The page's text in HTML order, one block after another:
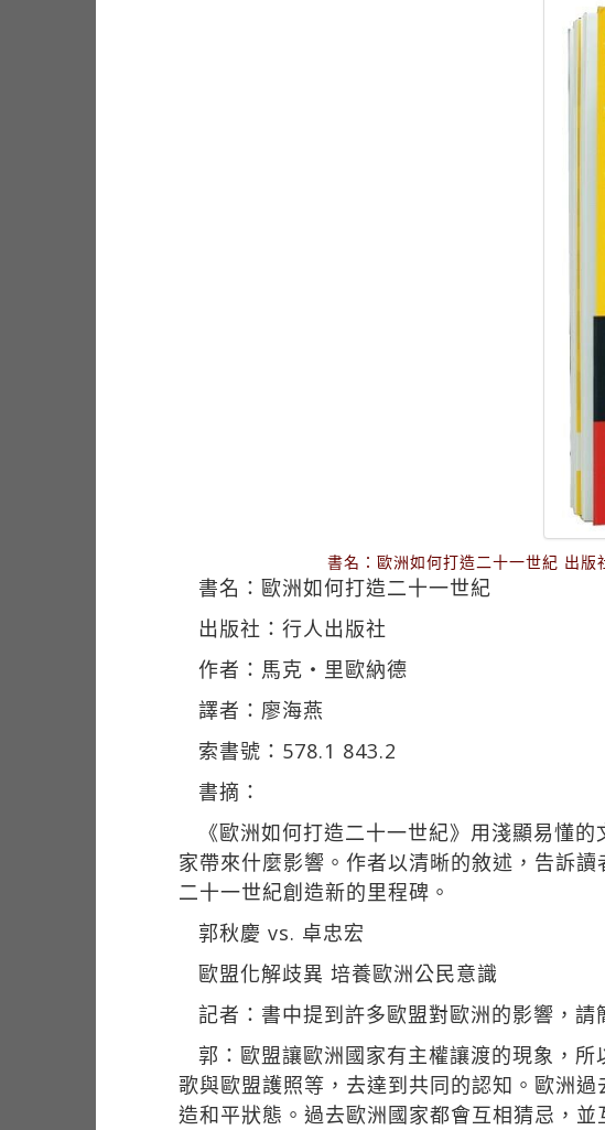
書名：歐洲如何打造二十一世紀 出
書名：歐洲如何打造二十一世紀
出版社：行人出版社
作者：馬克‧里歐納德
譯者：廖海燕
索書號：578.1 843.2
書摘：
《歐洲如何打造二十一世紀》用淺顯易懂
家帶來什麼影響。作者以清晰的敘述，告訴
二十一世紀創造新的里程碑。
郭秋慶 vs. 卓忠宏
歐盟化解歧異 培養歐洲公民意識
記者：書中提到許多歐盟對歐洲的影響，
郭：歐盟讓歐洲國家有主權讓渡的現象，
歌與歐盟護照等，去達到共同的認知。歐洲
造和平狀態。過去歐洲國家都會互相猜忌，